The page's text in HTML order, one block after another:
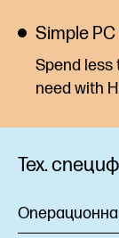
Simple
Spend less
need with
Тех.